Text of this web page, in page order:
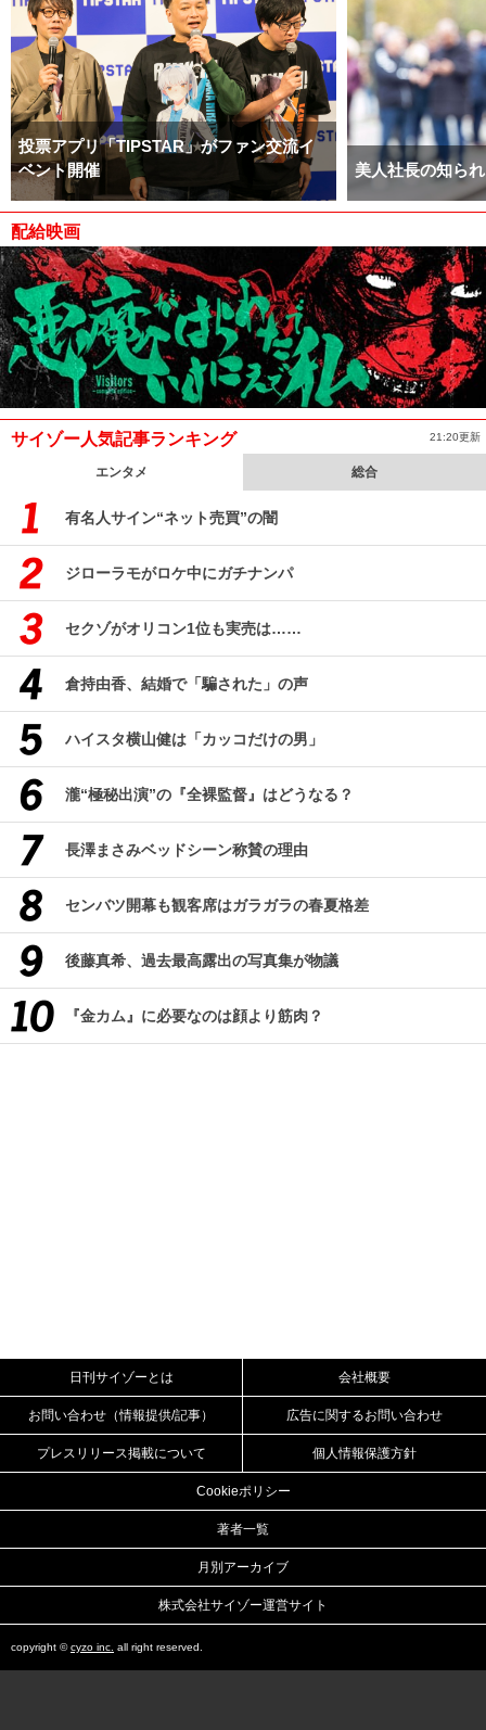
投票アプリ「TIPSTAR」がファン交流イ
ベント開催
美人社長の知ら
配給映画
サイゾー人気記事ランキング 21:20更新
エンタメ 総合
有名人サイン“ネット売買”の闇
ジローラモがロケ中にガチナンパ
セクゾがオリコン1位も実売は……
倉持由香、結婚で「騙された」の声
ハイスタ横山健は「カッコだけの男」
瀧“極秘出演”の『全裸監督』はどうなる？
長澤まさみベッドシーン称賛の理由
センバツ開幕も観客席はガラガラの春夏格差
後藤真希、過去最高露出の写真集が物議
『金カム』に必要なのは顔より筋肉？
日刊サイゾーとは 会社概要
お問い合わせ（情報提供/記事） 広告に関するお問い合わせ
プレスリリース掲載について 個人情報保護方針
Cookieポリシー
著者一覧
月別アーカイブ
株式会社サイゾー運営サイト
copyright ©cyzo inc. all right reserved.